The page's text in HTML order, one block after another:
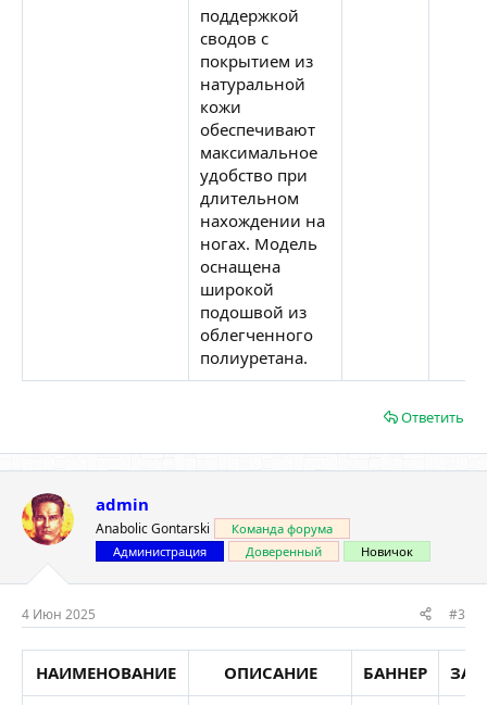
поддержкой
сводов с
покрытием из
натуральной
кожи
обеспечивают
максимальное
удобство при
длительном
нахождении на
ногах. Модель
оснащена
широкой
подошвой из
облегченного
полиуретана.
Ответить
admin
Anabolic Gontarski
Команда форума
Администрация
Доверенный Новичок
4 Июн 2025 #3
НАИМЕНОВАНИЕ ОПИСАНИЕ БАННЕР